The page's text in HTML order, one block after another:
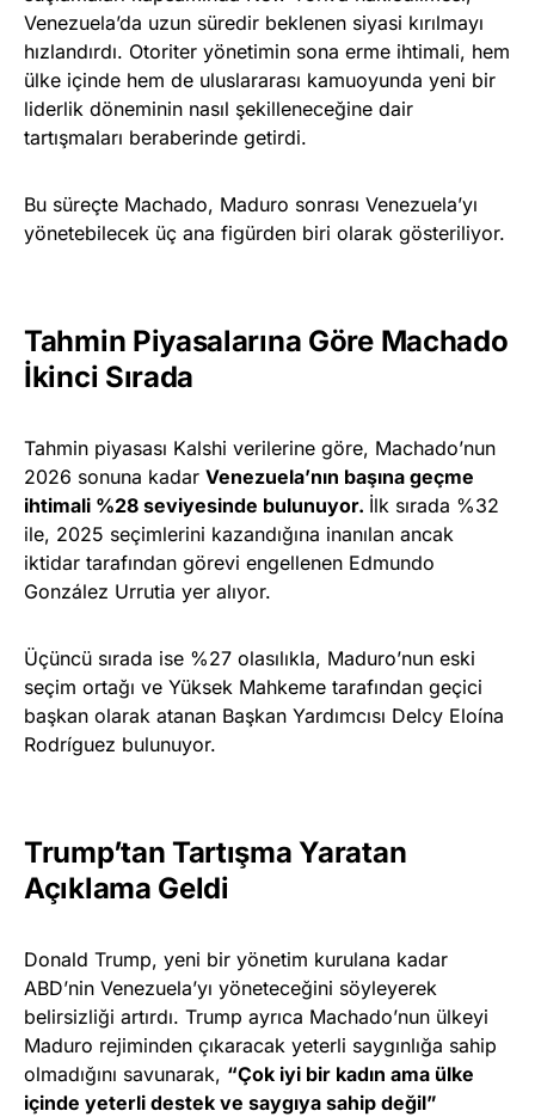
Venezuela’da uzun süredir beklenen siyasi kırılmayı
hızlandırdı. Otoriter yönetimin sona erme ihtimali, hem
ülke içinde hem de uluslararası kamuoyunda yeni bir
liderlik döneminin nasıl şekilleneceğine dair
tartışmaları beraberinde getirdi.
Bu süreçte Machado, Maduro sonrası Venezuela’yı
yönetebilecek üç ana figürden biri olarak gösteriliyor.
Tahmin Piyasalarına Göre Machado
İkinci Sırada
Tahmin piyasası Kalshi verilerine göre, Machado’nun
2026 sonuna kadar Venezuela’nın başına geçme
ihtimali %28 seviyesinde bulunuyor. İlk sırada %32
ile, 2025 seçimlerini kazandığına inanılan ancak
iktidar tarafından görevi engellenen Edmundo
González Urrutia yer alıyor.
Üçüncü sırada ise %27 olasılıkla, Maduro’nun eski
seçim ortağı ve Yüksek Mahkeme tarafından geçici
başkan olarak atanan Başkan Yardımcısı Delcy Eloína
Rodríguez bulunuyor.
Trump’tan Tartışma Yaratan
Açıklama Geldi
Donald Trump, yeni bir yönetim kurulana kadar
ABD’nin Venezuela’yı yöneteceğini söyleyerek
belirsizliği artırdı. Trump ayrıca Machado’nun ülkeyi
Maduro rejiminden çıkaracak yeterli saygınlığa sahip
olmadığını savunarak, “Çok iyi bir kadın ama ülke
içinde yeterli destek ve saygıya sahip değil”